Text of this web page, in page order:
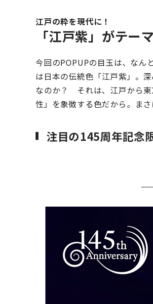
江戸の粋を現代に！
「江戸紫」がテー
今回のPOPUPの目玉は、なん
は日本の伝統色「江戸紫」。
なのか？ それは、江戸から東
性」を象徴する色だから。ま
注目の145周年記念